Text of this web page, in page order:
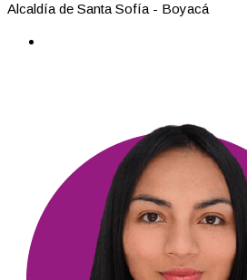
Alcaldía de Santa Sofía - Boyacá